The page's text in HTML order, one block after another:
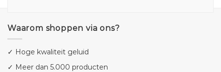
Waarom shoppen via ons?
✓ Hoge kwaliteit geluid
✓ Meer dan 5.000 producten